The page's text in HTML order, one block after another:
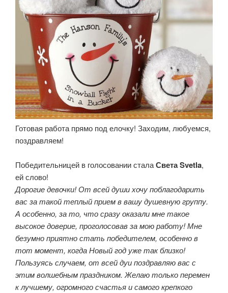
Готовая работа прямо под елочку! Заходим, любуемся,
поздравляем!
Победительницей в голосовании сталаСвета Svetla,
ей слово!
Дорогие девочки! От всей души хочу поблагодарить
вас за такой теплый прием в вашу душевную группу.
А особенно, за то, что сразу оказали мне такое
высокое доверие, проголосовав за мою работу! Мне
безумно приятно стать победителем, особенно в
тот момент, когда Новый год уже так близко!
Пользуясь случаем, от всей дуи поздравляю вас с
этим волшебным праздником. Желаю только перемен
к лучшему, огромного счастья и самого крепкого